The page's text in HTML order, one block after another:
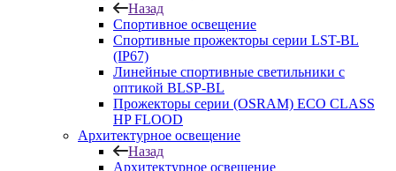
Назад
Спортивное освещение
Спортивные прожекторы серии LST-BL
(IP67)
Линейные спортивные светильники с
оптикой BLSP-BL
Прожекторы серии (OSRAM) ECO CLASS
HP FLOOD
Архитектурное освещение
Назад
Архитектурное освещение